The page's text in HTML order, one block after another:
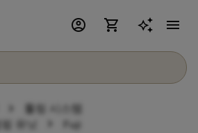
account_circle shopping_cart menu
chevron_right 툴링 시스템
Fuji